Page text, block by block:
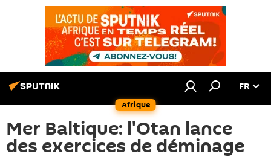
Afrique
FR
Mer Baltique: l'Otan lance
des exercices de déminage